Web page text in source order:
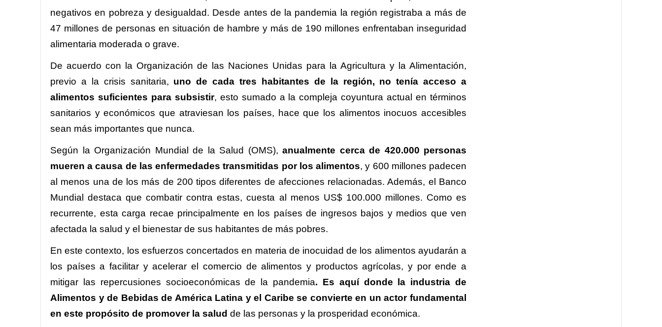
negativos en pobreza y desigualdad. Desde antes de la pandemia la región registraba a más de
47 millones de personas en situación de hambre y más de 190 millones enfrentaban inseguridad
alimentaria moderada o grave.
De acuerdo con la Organización de las Naciones Unidas para la Agricultura y la Alimentación,
previo a la crisis sanitaria, uno de cada tres habitantes de la región, no tenía acceso a
alimentos suficientes para subsistir, esto sumado a la compleja coyuntura actual en términos
sanitarios y económicos que atraviesan los países, hace que los alimentos inocuos accesibles
sean más importantes que nunca.
Según la Organización Mundial de la Salud (OMS), anualmente cerca de 420.000 personas
mueren a causa de las enfermedades transmitidas por los alimentos, y 600 millones padecen
al menos una de los más de 200 tipos diferentes de afecciones relacionadas. Además, el Banco
Mundial destaca que combatir contra estas, cuesta al menos US$ 100.000 millones. Como es
recurrente, esta carga recae principalmente en los países de ingresos bajos y medios que ven
afectada la salud y el bienestar de sus habitantes de más pobres.
En este contexto, los esfuerzos concertados en materia de inocuidad de los alimentos ayudarán a
los países a facilitar y acelerar el comercio de alimentos y productos agrícolas, y por ende a
mitigar las repercusiones socioeconómicas de la pandemia. Es aquí donde la industria de
Alimentos y de Bebidas de América Latina y el Caribe se convierte en un actor fundamental
en este propósito de promover la salud de las personas y la prosperidad económica.